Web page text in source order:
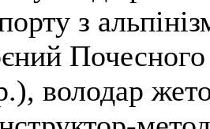
з
володар